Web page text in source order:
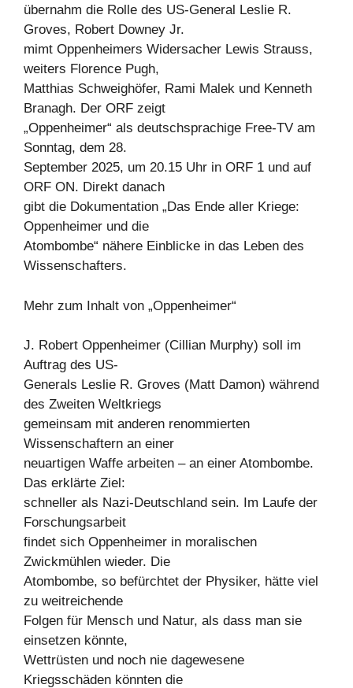
übernahm die Rolle des US-General Leslie R.
Groves, Robert Downey Jr.
mimt Oppenheimers Widersacher Lewis Strauss,
weiters Florence Pugh,
Matthias Schweighöfer, Rami Malek und Kenneth
Branagh. Der ORF zeigt
„Oppenheimer“ als deutschsprachige Free-TV am
Sonntag, dem 28.
September 2025, um 20.15 Uhr in ORF 1 und auf
ORF ON. Direkt danach
gibt die Dokumentation „Das Ende aller Kriege:
Oppenheimer und die
Atombombe“ nähere Einblicke in das Leben des
Wissenschafters.
Mehr zum Inhalt von „Oppenheimer“
J. Robert Oppenheimer (Cillian Murphy) soll im
Auftrag des US-
Generals Leslie R. Groves (Matt Damon) während
des Zweiten Weltkriegs
gemeinsam mit anderen renommierten
Wissenschaftern an einer
neuartigen Waffe arbeiten – an einer Atombombe.
Das erklärte Ziel:
schneller als Nazi-Deutschland sein. Im Laufe der
Forschungsarbeit
findet sich Oppenheimer in moralischen
Zwickmühlen wieder. Die
Atombombe, so befürchtet der Physiker, hätte viel
zu weitreichende
Folgen für Mensch und Natur, als dass man sie
einsetzen könnte,
Wettrüsten und noch nie dagewesene
Kriegsschäden könnten die